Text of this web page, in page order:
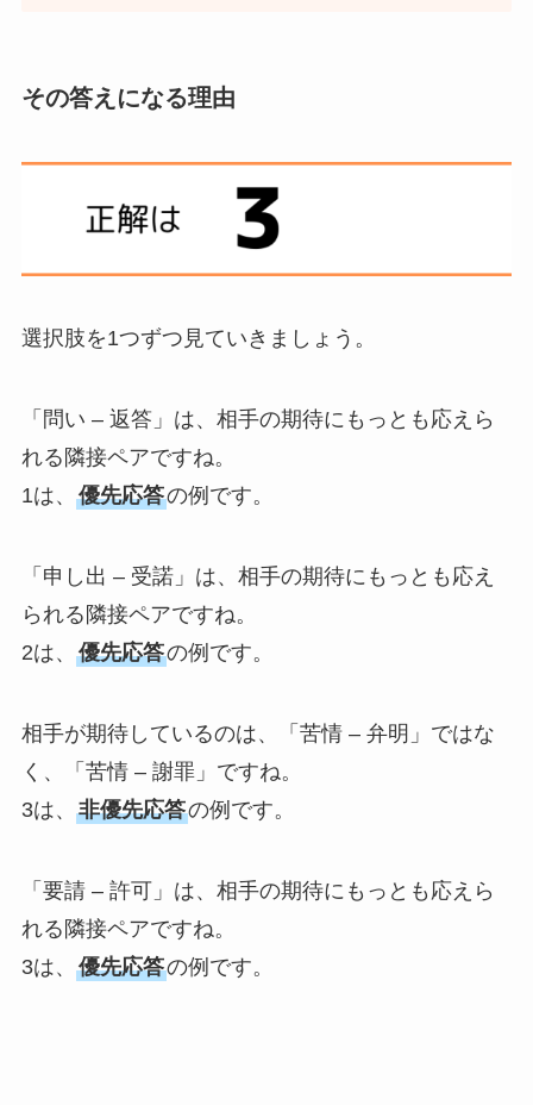
その答えになる理由
選択肢を1つずつ見ていきましょう。
「問い – 返答」は、相手の期待にもっとも応えら
れる隣接ペアですね。
1は、 優先応答の例です。
「申し出 – 受諾」は、相手の期待にもっとも応え
られる隣接ペアですね。
2は、 優先応答の例です。
相手が期待しているのは、「苦情 – 弁明」ではな
く、「苦情 – 謝罪」ですね。
3は、 非優先応答の例です。
「要請 – 許可」は、相手の期待にもっとも応えら
れる隣接ペアですね。
3は、 優先応答の例です。